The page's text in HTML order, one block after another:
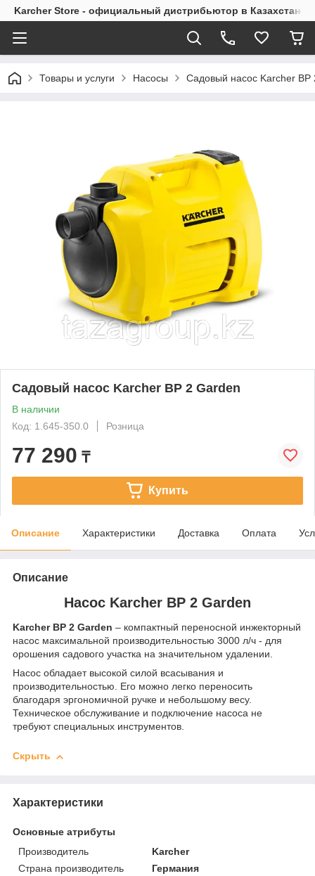
Karcher Store - официальный дистрибьютор в Казахстане
Товары и услуги Насосы Садовый насос Karcher BP
Садовый насос Karcher BP 2 Garden
В наличии
Код: 1.645-350.0
Розница
77 290 ₸
Купить
Описание Характеристики Доставка Оплата
Описание
Насос Karcher BP 2 Garden
Karcher BP 2 Garden – компактный переносной инжекторный
насос максимальной производительностью 3000 л/ч - для
орошения садового участка на значительном удалении.
Насос обладает высокой силой всасывания и
производительностью. Его можно легко переносить
благодаря эргономичной ручке и небольшому весу.
Техническое обслуживание и подключение насоса не
требуют специальных инструментов.
Скрыть
Характеристики
Основные атрибуты
Производитель
Karcher
Страна производитель
Германия